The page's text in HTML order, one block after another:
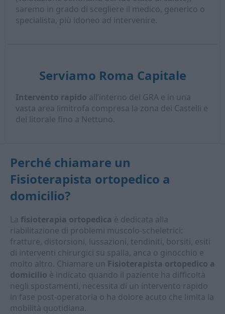
saremo in grado di scegliere il medico, generico o
specialista, più idoneo ad intervenire.
Serviamo Roma Capitale
Intervento rapido all’interno del GRA e in una
vasta area limitrofa compresa la zona dei Castelli e
del litorale fino a Nettuno.
Perché chiamare un
Fisioterapista ortopedico a
domicilio?
La fisioterapia ortopedica è dedicata alla
riabilitazione di problemi muscolo-scheletrici:
fratture, distorsioni, lussazioni, tendiniti, borsiti, esiti
di interventi chirurgici su spalla, anca o ginocchio e
molto altro. Chiamare un Fisioterapista ortopedico a
domicilio è indicato quando il paziente ha difficoltà
negli spostamenti, necessita di un intervento rapido
in fase post-operatoria o ha dolore acuto che limita la
mobilità quotidiana.